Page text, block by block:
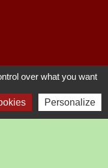
confidentialité
du site -
over what you want
Personalize